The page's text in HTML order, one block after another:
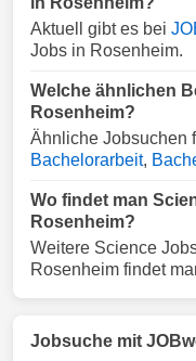
Aktuell gibt es bei
Jobs in Rosenheim.
Welche ähnlichen
Rosenheim?
Ähnliche Jobsuchen
Bachelorarbeit,
Wo findet man
Rosenheim?
Weitere Science
Rosenheim findet
Jobsuche mit